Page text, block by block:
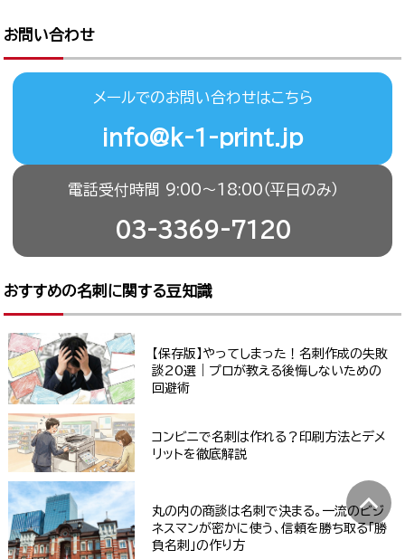
お問い合わせ
メールでのお問い合わせはこちら
info@k-1-print.jp
電話受付時間 9:00〜18:00（平日のみ）
03-3369-7120
おすすめの名刺に関する豆知識
【保存版】やってしまった！名刺作成の失敗
談20選｜プロが教える後悔しないための
回避術
コンビニで名刺は作れる？印刷方法とデメ
リットを徹底解説
丸の内の商談は名刺で決まる。一流のビジ
ネスマンが密かに使う、信頼を勝ち取る「勝
負名刺」の作り方